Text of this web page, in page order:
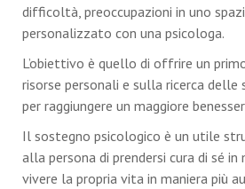
difficoltà, preoccupazioni in uno
personalizzato con una psicologa.
L’obiettivo è quello di offrire un
risorse personali e sulla ricerca
per raggiungere un maggiore
Il sostegno psicologico è un utile
alla persona di prendersi cura di sé in
vivere la propria vita in maniera più